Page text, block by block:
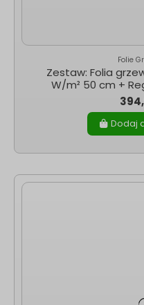
Folie
Zestaw: Folia
W/m² 50 cm +
Dodaj